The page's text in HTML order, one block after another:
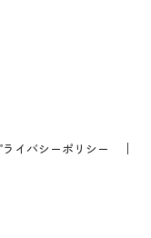
ライバシーポリシー